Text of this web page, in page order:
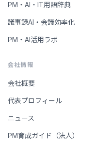
PM・AI・IT用語辞典
議事録AI・会議効率化
PM・AI活用ラボ
会社情報
会社概要
代表プロフィール
ニュース
PM育成ガイド（法人）